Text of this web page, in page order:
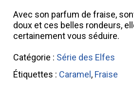
Avec son parfum de fraise,
doux et ces belles rondeurs,
certainement vous séduire.
Catégorie : Série des Elfes
Étiquettes : Caramel , Fraise